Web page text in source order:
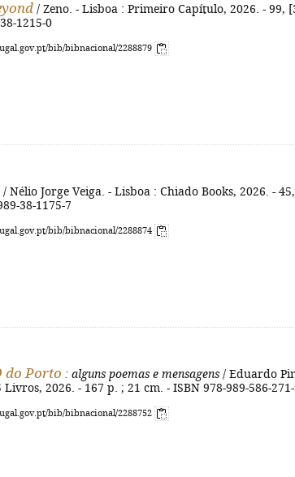
/ Zeno. - Lisboa : Primeiro Capítulo, 2026. - 99,
1215-0
bib/bibnacional/2288879
/ Nélio Jorge Veiga. - Lisboa : Chiado Books, 2026. -
38-1175-7
bib/bibnacional/2288874
do Porto : alguns poemas e mensagens / Eduardo
2026. - 167 p. ; 21 cm. - ISBN 978-989-586-
bib/bibnacional/2288752